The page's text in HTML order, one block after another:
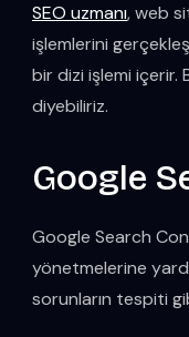
SEO uzmanı, web
işlemlerini
bir dizi işlemi içerir.
diyebiliriz.
Google
Google Search
yönetmelerine
sorunların tespiti